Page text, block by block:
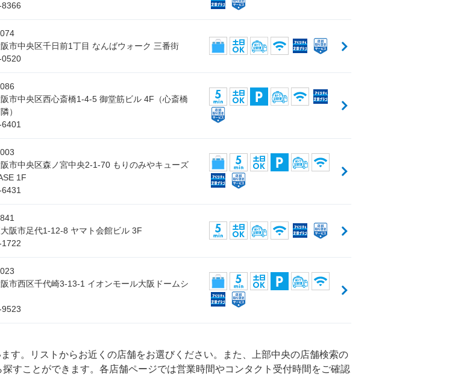
市中央区千日前1丁目 なんばウォーク 三番街
市中央区西心斎橋1-4-5 御堂筋ビル 4F（心斎橋
）
市中央区森ノ宮中央2-1-70 もりのみやキューズ
1F
阪市足代1-12-8 ヤマト会館ビル 3F
市西区千代崎3-13-1 イオンモール大阪ドームシ
す。リストからお近くの店舗をお選びください。また、上部中央の店舗検索の
すことができます。各店舗ページでは営業時間やコンタクト受付時間をご確認